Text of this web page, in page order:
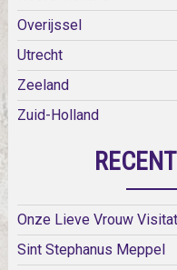
Overijssel
Utrecht
Zeeland
Zuid-Holland
Onze Lieve Vrouw
Sint Stephanus Meppel